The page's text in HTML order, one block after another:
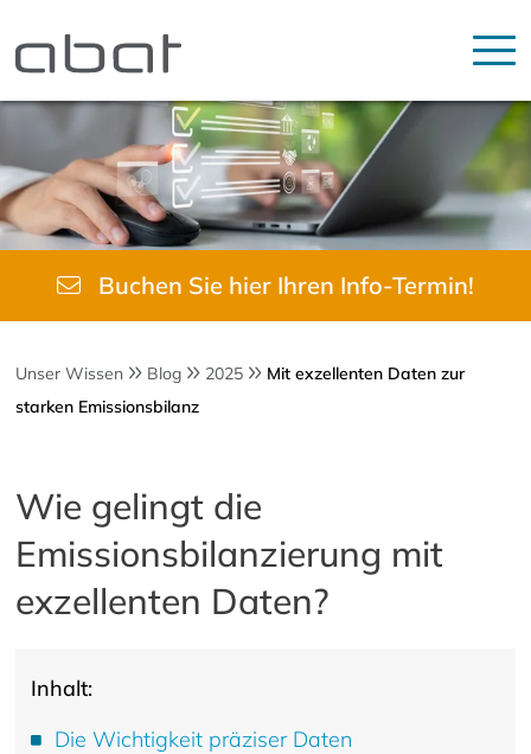
Buchen Sie hier Ihren Info-Termin!
Unser Wissen Blog 2025
Mit exzellenten Daten zur
starken Emissionsbilanz
Wie gelingt die
Emissionsbilanzierung mit
exzellenten Daten?
Inhalt:
Die Wichtigkeit präziser Daten